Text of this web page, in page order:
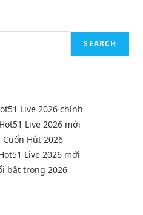
SEARCH
Live 2026 chính
Live 2026 mới
Hút 2026
Live 2026 mới
bật trong 2026